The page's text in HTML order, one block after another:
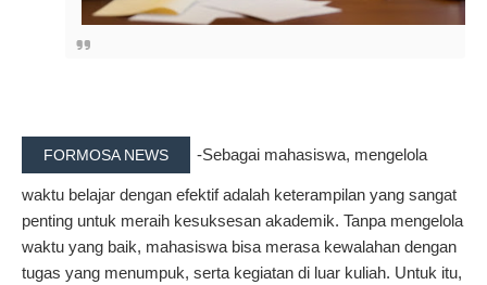
FORMOSA NEWS -Sebagai mahasiswa, mengelola
waktu belajar dengan efektif adalah keterampilan yang sangat
penting untuk meraih kesuksesan akademik. Tanpa mengelola
waktu yang baik, mahasiswa bisa merasa kewalahan dengan
tugas yang menumpuk, serta kegiatan di luar kuliah. Untuk itu,